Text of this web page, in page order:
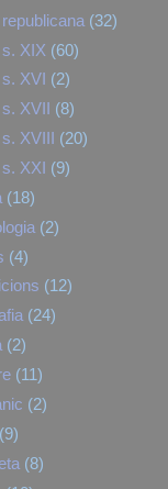
(32)
XIX (60)
XVI (2)
XVII (8)
XVIII (20)
XXI (9)
(18)
(2)
(4)
(12)
(24)
(2)
(11)
(2)
(9)
(8)